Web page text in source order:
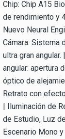
Chip: Chip A15
de rendimiento y
Nuevo Neural
Cámara: Sistema
ultra gran angular.
angular: apertura
óptico de
Retrato con
| Iluminación de
de Estudio, Luz
Escenario Mono